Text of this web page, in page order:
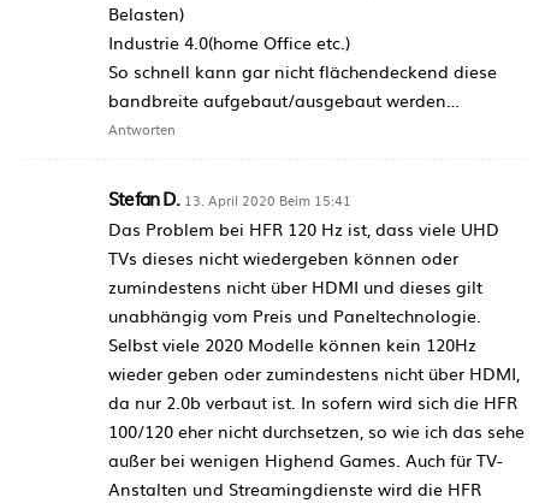
Belasten)
Industrie 4.0(home Office etc.)
So schnell kann gar nicht flächendeckend diese
bandbreite aufgebaut/ausgebaut werden…
Antworten
Stefan D. 13. April 2020 Beim 15:41
Das Problem bei HFR 120 Hz ist, dass viele UHD
TVs dieses nicht wiedergeben können oder
zumindestens nicht über HDMI und dieses gilt
unabhängig vom Preis und Paneltechnologie.
Selbst viele 2020 Modelle können kein 120Hz
wieder geben oder zumindestens nicht über HDMI,
da nur 2.0b verbaut ist. In sofern wird sich die HFR
100/120 eher nicht durchsetzen, so wie ich das sehe
außer bei wenigen Highend Games. Auch für TV-
Anstalten und Streamingdienste wird die HFR